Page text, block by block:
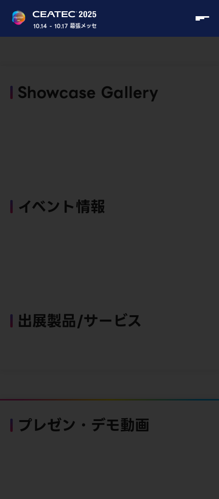
10.14 - 10.17 幕張メッセ
Showcase Gallery
イベント情報
出展製品/サービス
プレゼン・デモ動画